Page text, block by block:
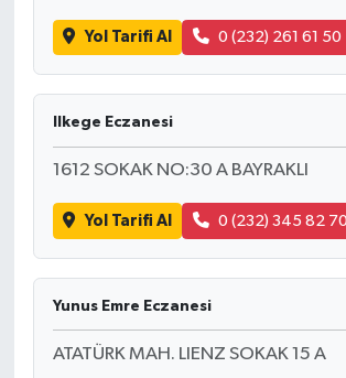
Yol Tarifi Al 0 (232) 261 61 50
Ilkege Eczanesi
1612 SOKAK NO:30 A BAYRAKLI
Yol Tarifi Al 0 (232) 345 82 70
Yunus Emre Eczanesi
ATATÜRK MAH. LIENZ SOKAK 15 A